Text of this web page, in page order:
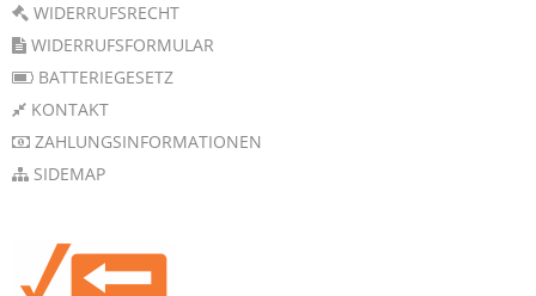
WIDERRUFSRECHT
WIDERRUFSFORMULAR
BATTERIEGESETZ
KONTAKT
ZAHLUNGSINFORMATIONEN
SIDEMAP